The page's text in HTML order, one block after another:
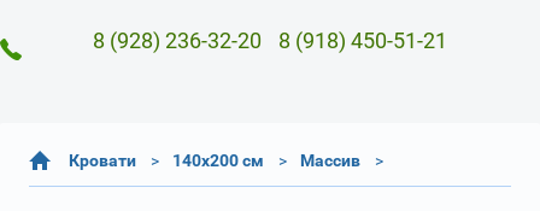
8 (928) 236-32-20 8 (918) 450-51-21
Кровати 140х200 см Массив